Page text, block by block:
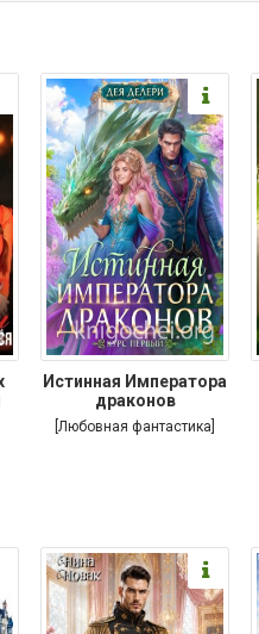
Истинная Императора
драконов
[Любовная фантастика]